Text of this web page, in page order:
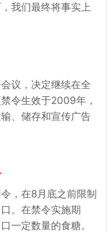
我们最终将事实上
议，决定继续在全
令生效于2009年，
、储存和宣传广告
，在8月底之前限制
。在禁令实施期
一定数量的食糖。